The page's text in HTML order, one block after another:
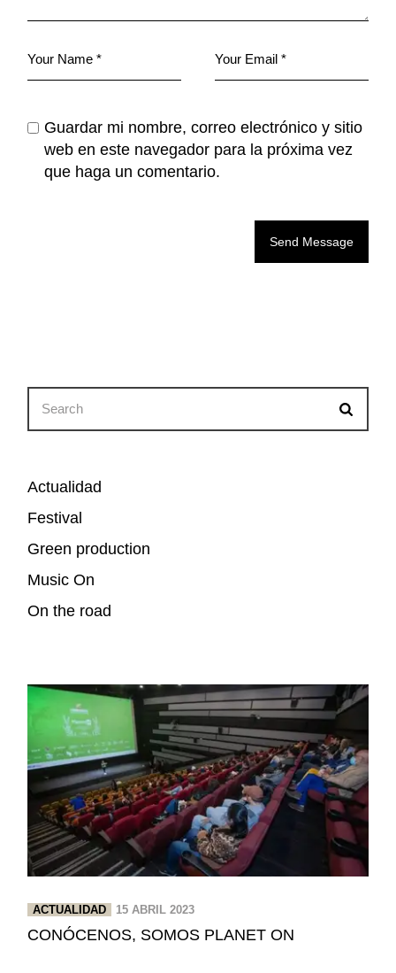
Guardar mi nombre, correo electrónico y sitio
web en este navegador para la próxima vez
que haga un comentario.
Send Message
Search
for:
Actualidad
Festival
Green production
Music On
On the road
ACTUALIDAD 15 ABRIL 2023
CONÓCENOS, SOMOS PLANET ON